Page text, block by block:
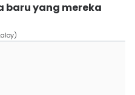
baru yang mereka